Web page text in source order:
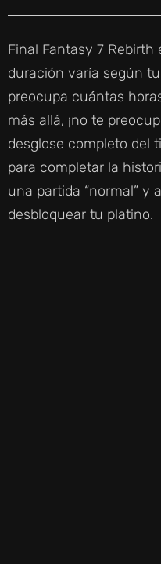
Final Fantasy 7
duración varía según
preocupa cuántas
más allá, ¡no te
desglose completo del
para completar la
una partida “normal” y
desbloquear tu platino.